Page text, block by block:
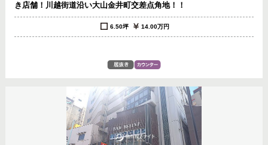
き店舗！川越街道沿い大山金井町交差点角地！！
6.50坪 14.00万円